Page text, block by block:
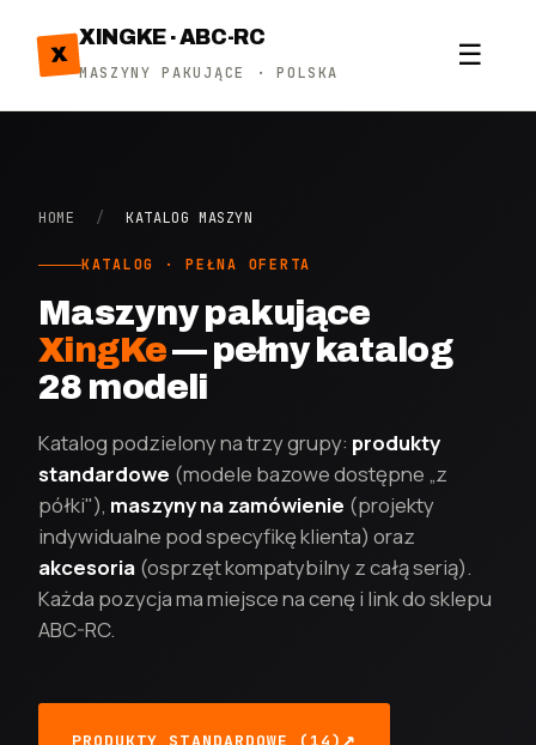
X
XINGKE · ABC-RC
MASZYNY PAKUJĄCE · POLSKA
☰
HOME / KATALOG MASZYN
KATALOG · PEŁNA OFERTA
Maszyny pakujące
XingKe— pełny katalog
28 modeli
Katalog podzielony na trzy grupy: produkty
standardowe (modele bazowe dostępne „z
półki"), maszyny na zamówienie (projekty
indywidualne pod specyfikę klienta) oraz
akcesoria (osprzęt kompatybilny z całą serią).
Każda pozycja ma miejsce na cenę i link do sklepu
ABC-RC.
PRODUKTY STANDARDOWE (14)